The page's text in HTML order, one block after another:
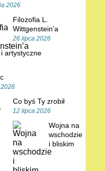
2026
Filozofia L.
Wittgenstein’a
26 lipca 2026
artystyczne
Co byś Ty zrobił
12 lipca 2026
Wojna na
wschodzie
i bliskim